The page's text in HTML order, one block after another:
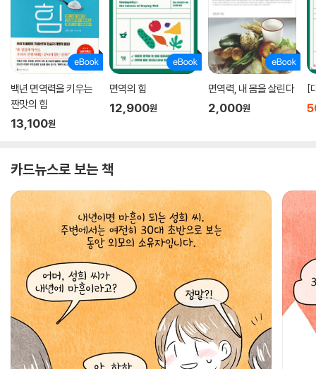
백년 면역력을 키우는
짠맛의 힘
13,100원
면역의 힘
12,900원
면역력, 내 몸을 살린다
2,000원
[
카드뉴스로 보는 책